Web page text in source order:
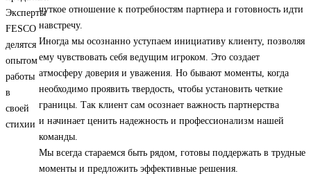
чуткое отношение к потребностям партнера и готовность идти
навстречу.
Иногда мы осознанно уступаем инициативу клиенту, позволяя
ему чувствовать себя ведущим игроком. Это создает
атмосферу доверия и уважения. Но бывают моменты, когда
необходимо проявить твердость, чтобы установить четкие
границы. Так клиент сам осознает важность партнерства
и начинает ценить надежность и профессионализм нашей
команды.
Мы всегда стараемся быть рядом, готовы поддержать в трудные
моменты и предложить эффективные решения.